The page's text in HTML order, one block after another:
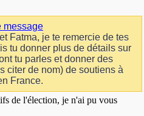
Fatma, je te remercie de tes
tu donner plus de détails sur
tu parles et donner des
citer de nom) de soutiens à
France.
de l'élection, je n'ai pu vous